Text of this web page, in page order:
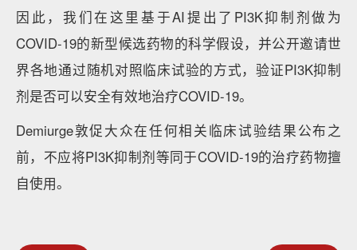
因此，我们在这里基于AI提出了PI3K抑制剂做为
COVID-19的新型候选药物的科学假设，并公开邀请世
界各地通过随机对照临床试验的方式，验证PI3K抑制
剂是否可以安全有效地治疗COVID-19。
Demiurge敦促大众在任何相关临床试验结果公布之
前，不应将PI3K抑制剂等同于COVID-19的治疗药物擅
自使用。